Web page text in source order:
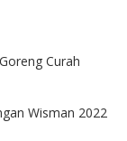
Curah
Wisman 2022